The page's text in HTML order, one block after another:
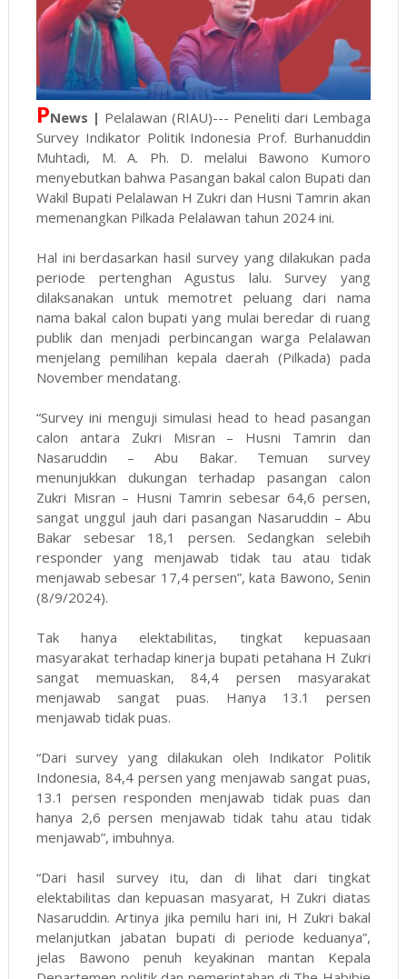
PNews | Pelalawan (RIAU)--- Peneliti dari Lembaga
Survey Indikator Politik Indonesia Prof. Burhanuddin
Muhtadi, M. A. Ph. D. melalui Bawono Kumoro
menyebutkan bahwa Pasangan bakal calon Bupati dan
Wakil Bupati Pelalawan H Zukri dan Husni Tamrin akan
memenangkan Pilkada Pelalawan tahun 2024 ini.
Hal ini berdasarkan hasil survey yang dilakukan pada
periode pertenghan Agustus lalu. Survey yang
dilaksanakan untuk memotret peluang dari nama
nama bakal calon bupati yang mulai beredar di ruang
publik dan menjadi perbincangan warga Pelalawan
menjelang pemilihan kepala daerah (Pilkada) pada
November mendatang.
“Survey ini menguji simulasi head to head pasangan
calon antara Zukri Misran – Husni Tamrin dan
Nasaruddin – Abu Bakar. Temuan survey
menunjukkan dukungan terhadap pasangan calon
Zukri Misran – Husni Tamrin sebesar 64,6 persen,
sangat unggul jauh dari pasangan Nasaruddin – Abu
Bakar sebesar 18,1 persen. Sedangkan selebih
responder yang menjawab tidak tau atau tidak
menjawab sebesar 17,4 persen”, kata Bawono, Senin
(8/9/2024).
Tak hanya elektabilitas, tingkat kepuasaan
masyarakat terhadap kinerja bupati petahana H Zukri
sangat memuaskan, 84,4 persen masyarakat
menjawab sangat puas. Hanya 13.1 persen
menjawab tidak puas.
“Dari survey yang dilakukan oleh Indikator Politik
Indonesia, 84,4 persen yang menjawab sangat puas,
13.1 persen responden menjawab tidak puas dan
hanya 2,6 persen menjawab tidak tahu atau tidak
menjawab”, imbuhnya.
“Dari hasil survey itu, dan di lihat dari tingkat
elektabilitas dan kepuasan masyarat, H Zukri diatas
Nasaruddin. Artinya jika pemilu hari ini, H Zukri bakal
melanjutkan jabatan bupati di periode keduanya”,
jelas Bawono penuh keyakinan mantan Kepala